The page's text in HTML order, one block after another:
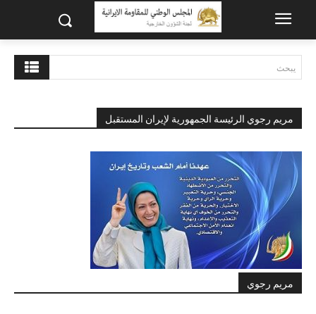
يبحث
مريم رجوي الرئيسة الجمهورية لإيران المستقبل
مريم رجوي